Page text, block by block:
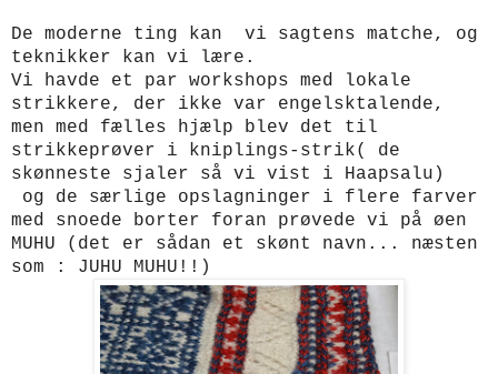
De moderne ting kan vi sagtens matche, og
teknikker kan vi lære.
Vi havde et par workshops med lokale
strikkere, der ikke var engelsktalende,
men med fælles hjælp blev det til
strikkeprøver i kniplings-strik( de
skønneste sjaler så vi vist i Haapsalu)
og de særlige opslagninger i flere farver
med snoede borter foran prøvede vi på øen
MUHU (det er sådan et skønt navn... næsten
som : JUHU MUHU!!)